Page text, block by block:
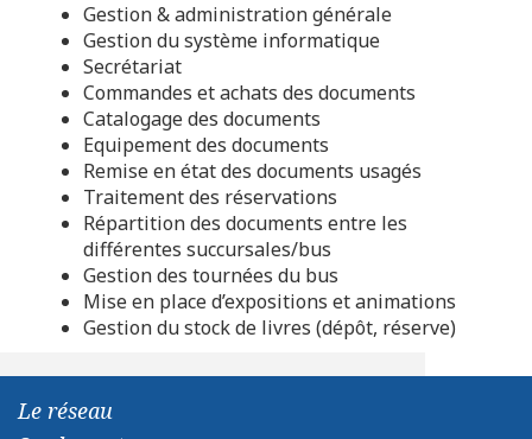
Gestion & administration générale
Gestion du système informatique
Secrétariat
Commandes et achats des documents
Catalogage des documents
Equipement des documents
Remise en état des documents usagés
Traitement des réservations
Répartition des documents entre les
différentes succursales/bus
Gestion des tournées du bus
Mise en place d’expositions et animations
Gestion du stock de livres (dépôt, réserve)
Le réseau